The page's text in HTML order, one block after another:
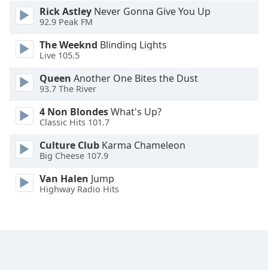
Done
Close
Dialog
dialog
window.
Rick Astley Never Gonna Give You Up
92.9 Peak FM
The Weeknd Blinding Lights
Live 105.5
Queen Another One Bites the Dust
93.7 The River
4 Non BlondesWhat's Up?
Classic Hits 101.7
Culture Club Karma Chameleon
Big Cheese 107.9
Van Halen Jump
Highway Radio Hits